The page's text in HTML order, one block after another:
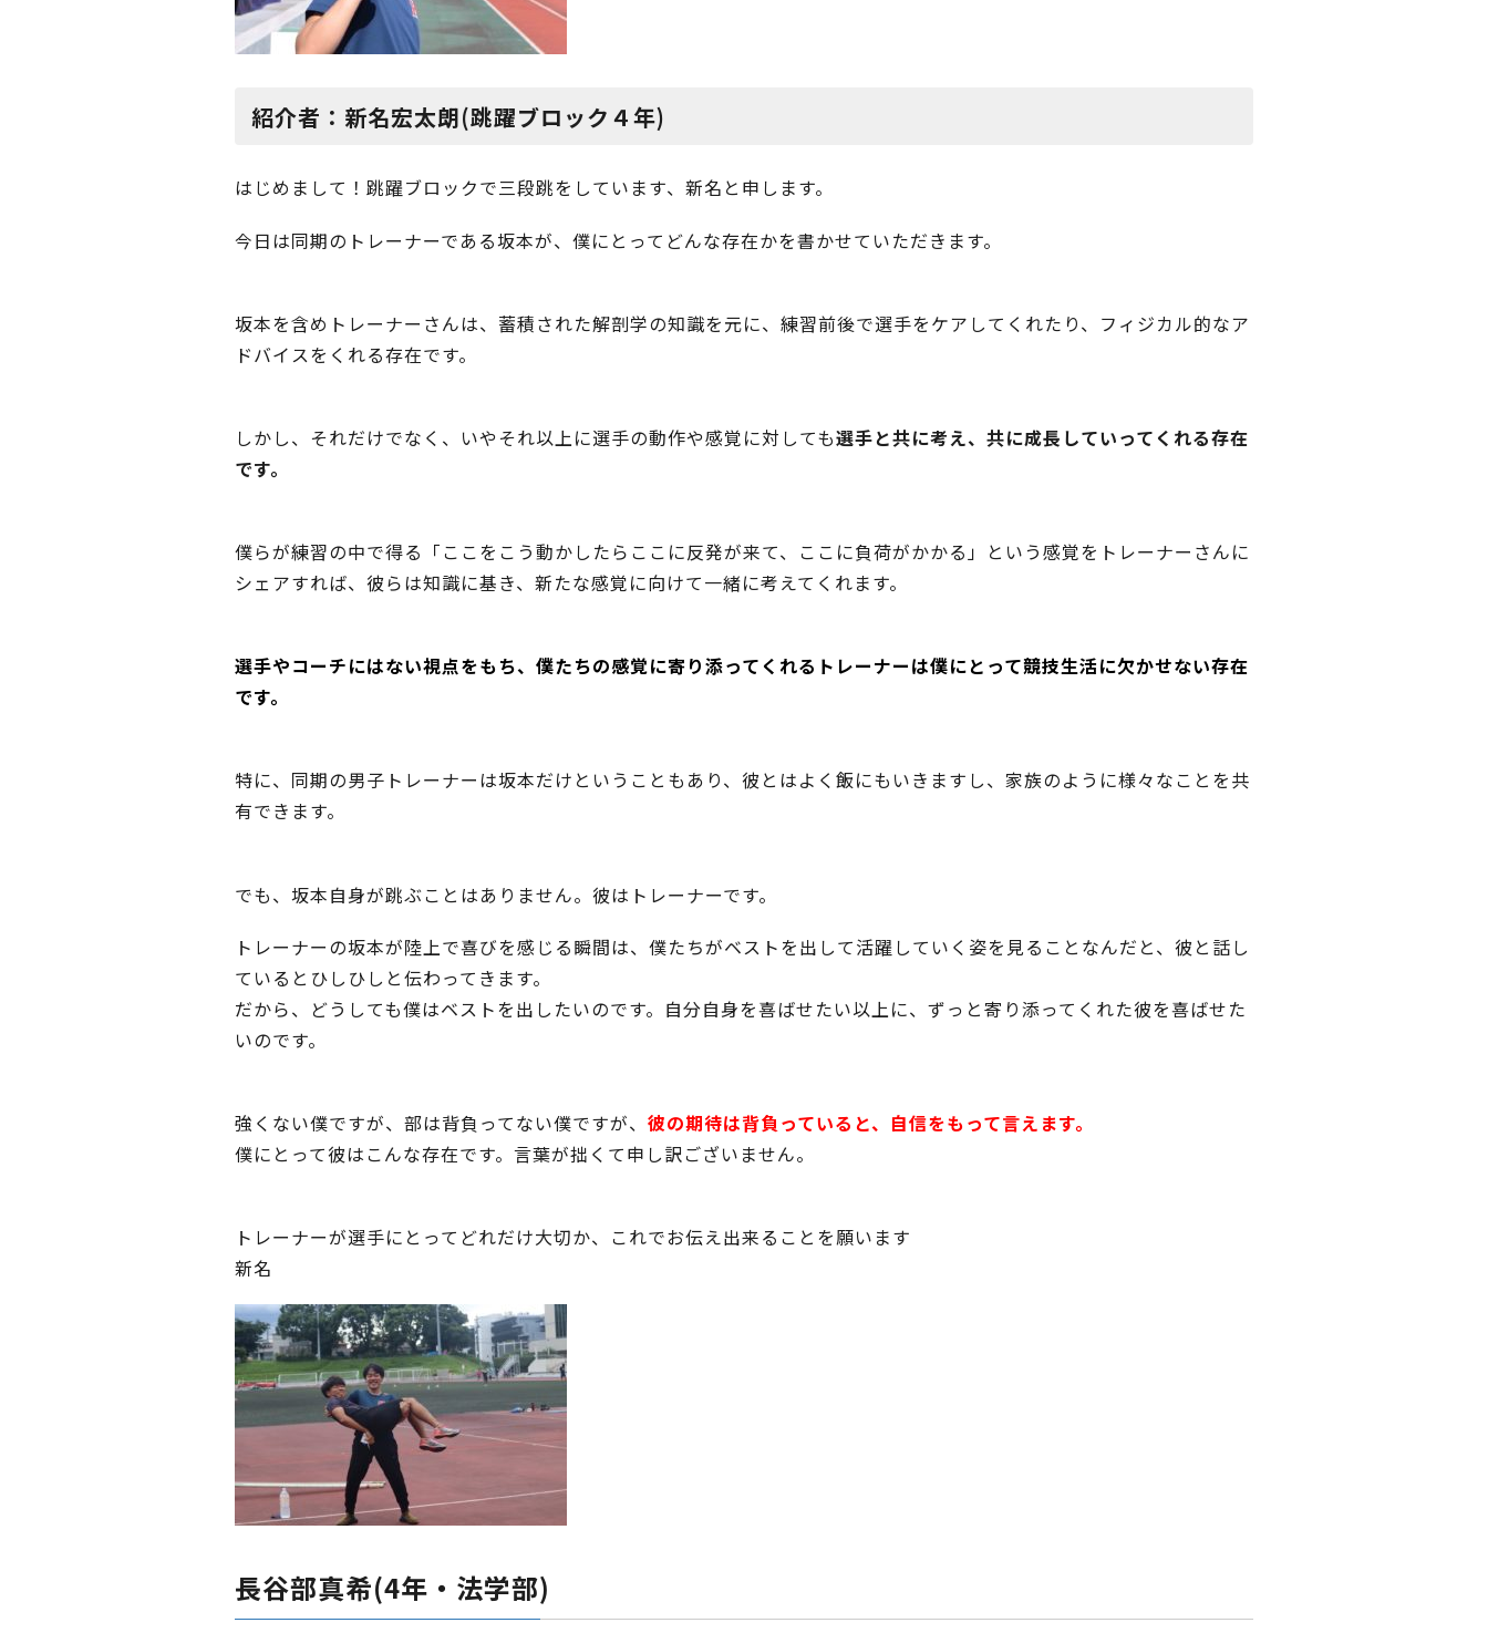
紹介者：新名宏太朗(跳躍ブロック４年)
はじめまして！跳躍ブロックで三段跳をしています、新名と申します。
今日は同期のトレーナーである坂本が、僕にとってどんな存在かを書かせていただきます。
坂本を含めトレーナーさんは、蓄積された解剖学の知識を元に、練習前後で選手をケアしてくれたり、フィジカル的なア
ドバイスをくれる存在です。
しかし、それだけでなく、いやそれ以上に選手の動作や感覚に対しても選手と共に考え、共に成長していってくれる存在
です。
僕らが練習の中で得る「ここをこう動かしたらここに反発が来て、ここに負荷がかかる」という感覚をトレーナーさんに
シェアすれば、彼らは知識に基き、新たな感覚に向けて一緒に考えてくれます。
選手やコーチにはない視点をもち、僕たちの感覚に寄り添ってくれるトレーナーは僕にとって競技生活に欠かせない存在
です。
特に、同期の男子トレーナーは坂本だけということもあり、彼とはよく飯にもいきますし、家族のように様々なことを共
有できます。
でも、坂本自身が跳ぶことはありません。彼はトレーナーです。
トレーナーの坂本が陸上で喜びを感じる瞬間は、僕たちがベストを出して活躍していく姿を見ることなんだと、彼と話し
ているとひしひしと伝わってきます。
だから、どうしても僕はベストを出したいのです。自分自身を喜ばせたい以上に、ずっと寄り添ってくれた彼を喜ばせた
いのです。
強くない僕ですが、部は背負ってない僕ですが、 彼の期待は背負っていると、自信をもって言えます。
僕にとって彼はこんな存在です。言葉が拙くて申し訳ございません。
トレーナーが選手にとってどれだけ大切か、これでお伝え出来ることを願います
新名
長谷部真希(4年・法学部)